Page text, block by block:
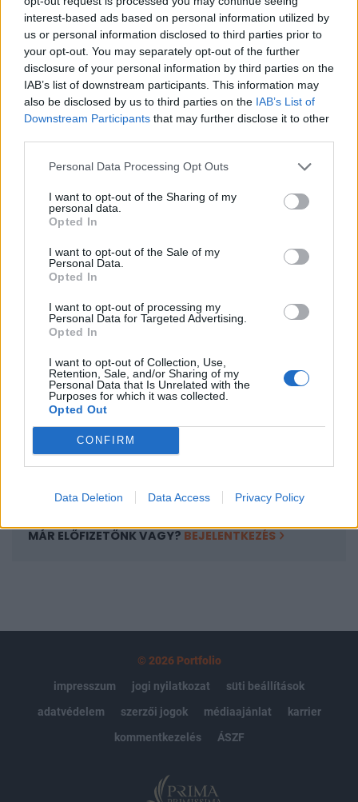
interest-based ads based on personal information utilized by
us or personal information disclosed to third parties prior to
your opt-out. You may separately opt-out of the further
disclosure of your personal information by third parties on the
IAB’s list of downstream participants. This information may
also be disclosed by us to third parties on the IAB’s List of
Downstream Participants that may further disclose it to other
Personal Data Processing Opt Outs
I want to opt-out of the Sharing of my
personal data.
Opted In
I want to opt-out of the Sale of my
Personal Data.
Opted In
I want to opt-out of processing my
Personal Data for Targeted Advertising.
Opted In
I want to opt-out of Collection, Use,
Retention, Sale, and/or Sharing of my
Personal Data that Is Unrelated with the
Purposes for which it was collected.
Opted Out
CONFIRM
Data Deletion Data Access Privacy Policy
keresések listáit, bemutatva, hogy mely
témakörök érdekelték 2023-ban leginkább a
felhasználókat Magyarországon és az egész
világon.
Hagyományos módon a Google minden év végén
leggyakrabban a felhasználók, bemutatva ezzel az adott
változásokat az előző évi trendekhez képest. A ‘Year in
Search’ oldalon a magyar és globális listák mellett a világ...
KEDVES OLVASÓNK!
A keresett cikk a portfolio.hu hírarchívumához
tartozik, melynek olvasása előfizetéses
Az előfizetés a következőket tartalmazza:
Portfolio.hu teljes cikkarchívum
Kötéslisták: BÉT elmúlt 2 év napon belüli
kötéslistái
MÁR ELŐFIZETŐNK VAGY? BEJELENTKEZÉS
© 2026 Portfolio
impresszum
jogi nyilatkozat
süti beállítások
adatvédelem
szerzői jogok médiaajánlat
karrier
kommentkezelés
ÁSZF